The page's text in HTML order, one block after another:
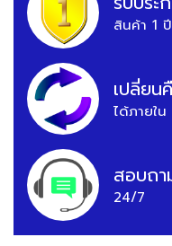
สินค้า 1 ปี
เปลี่ยน
ได้ภายใ
สอบถา
24/7